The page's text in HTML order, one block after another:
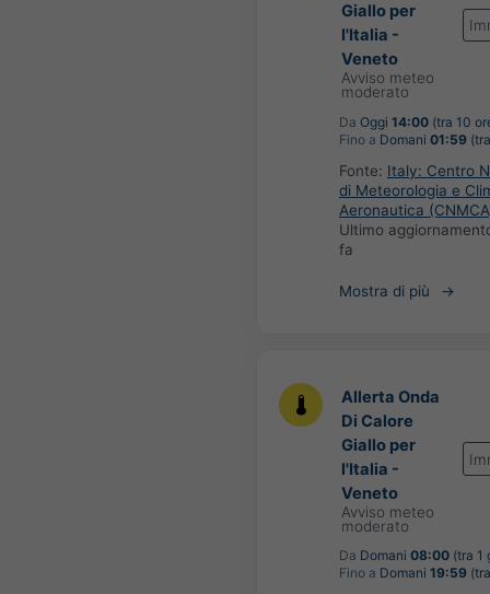
Giallo per
l'Italia -
Veneto
Avviso meteo
moderato
Da Oggi 14:00 (tra 10
Fino a Domani 01:59
Fonte: Italy: Centro
di Meteorologia e
Aeronautica
Ultimo
fa
Mostra di più
Allerta Onda
Di Calore
Giallo per
l'Italia -
Veneto
Avviso meteo
moderato
Da Domani 08:00 (tra 1
Fino a Domani 19:59